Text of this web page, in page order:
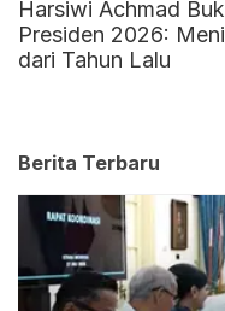
Harsiwi Achmad
Presiden 2026:
dari Tahun Lalu
Berita Terbaru